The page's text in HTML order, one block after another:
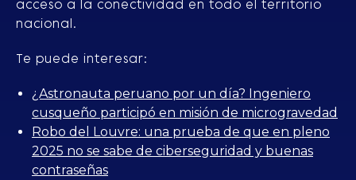
acceso a la conectividad en todo el territorio
nacional.
Te puede interesar:
¿Astronauta peruano por un día? Ingeniero
cusqueño participó en misión de microgravedad
Robo del Louvre: una prueba de que en pleno
2025 no se sabe de ciberseguridad y buenas
contraseñas